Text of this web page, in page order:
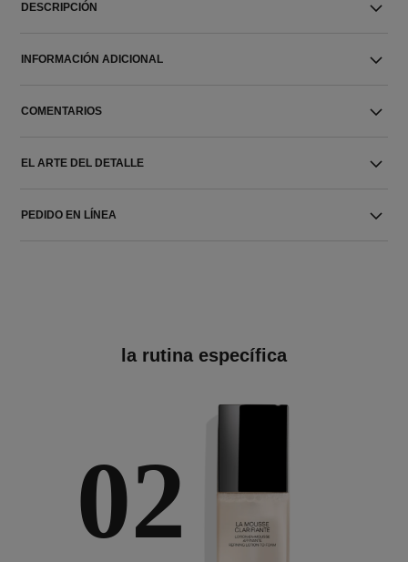
DESCRIPCIÓN
INFORMACIÓN ADICIONAL
COMENTARIOS
EL ARTE DEL DETALLE
PEDIDO EN LÍNEA
la rutina específica
02